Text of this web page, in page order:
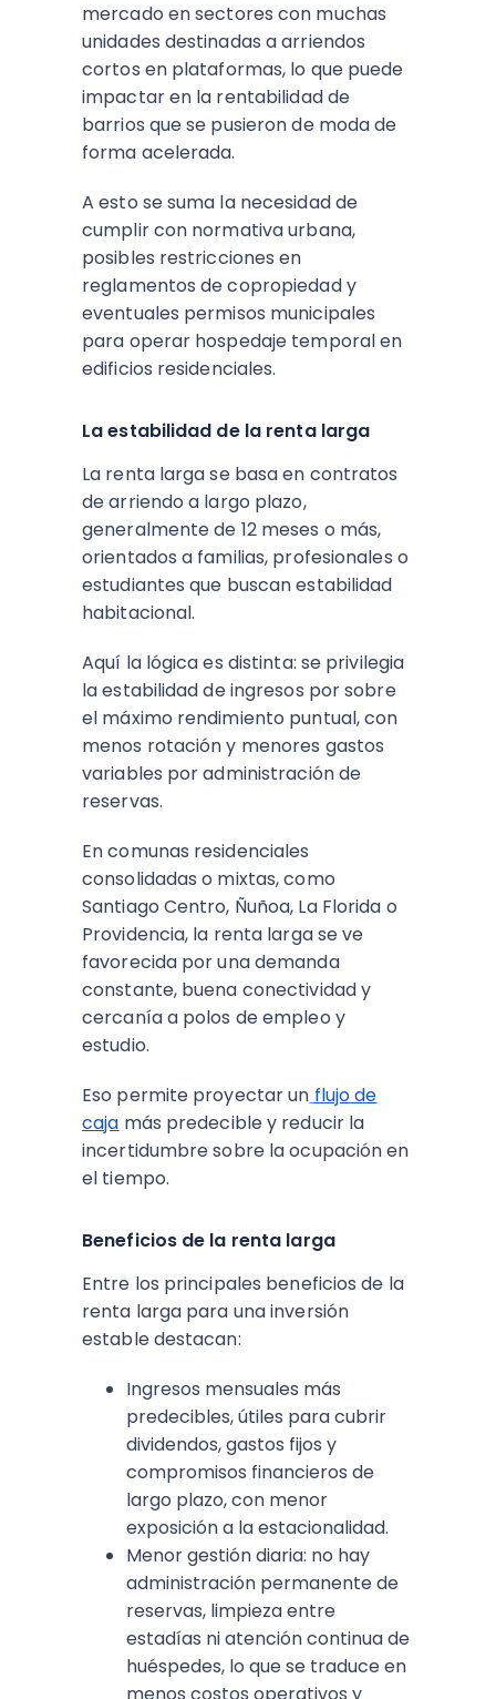
mercado en sectores con muchas
unidades destinadas a arriendos
cortos en plataformas, lo que puede
impactar en la rentabilidad de
barrios que se pusieron de moda de
forma acelerada.
A esto se suma la necesidad de
cumplir con normativa urbana,
posibles restricciones en
reglamentos de copropiedad y
eventuales permisos municipales
para operar hospedaje temporal en
edificios residenciales.​
La estabilidad de la renta larga
La renta larga se basa en contratos
de arriendo a largo plazo,
generalmente de 12 meses o más,
orientados a familias, profesionales o
estudiantes que buscan estabilidad
habitacional.
Aquí la lógica es distinta: se privilegia
la estabilidad de ingresos por sobre
el máximo rendimiento puntual, con
menos rotación y menores gastos
variables por administración de
reservas.​
En comunas residenciales
consolidadas o mixtas, como
Santiago Centro, Ñuñoa, La Florida o
Providencia, la renta larga se ve
favorecida por una demanda
constante, buena conectividad y
cercanía a polos de empleo y
estudio.
Eso permite proyectar un flujo de
caja más predecible y reducir la
incertidumbre sobre la ocupación en
el tiempo.​
Beneficios de la renta larga
Entre los principales beneficios de la
renta larga para una inversión
estable destacan:
Ingresos mensuales más
predecibles, útiles para cubrir
dividendos, gastos fijos y
compromisos financieros de
largo plazo, con menor
exposición a la estacionalidad.​
Menor gestión diaria: no hay
administración permanente de
reservas, limpieza entre
estadías ni atención continua de
huéspedes, lo que se traduce en